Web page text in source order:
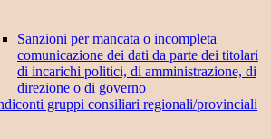
Sanzioni per mancata o incompleta
comunicazione dei dati da parte dei titolari
di incarichi politici, di amministrazione, di
direzione o di governo
gruppi consiliari regionali/provinciali